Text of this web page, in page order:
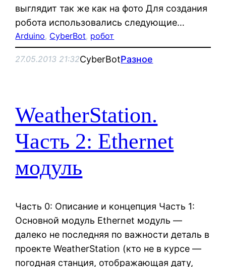
выглядит так же как на фото Для создания
робота использовались следующие…
Arduino, CyberBot, робот
27.05.2013 21:32CyberBotРазное
WeatherStation.
Часть 2: Ethernet
модуль
Часть 0: Описание и концепция Часть 1:
Основной модуль Ethernet модуль —
далеко не последняя по важности деталь в
проекте WeatherStation (кто не в курсе —
погодная станция, отображающая дату,